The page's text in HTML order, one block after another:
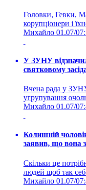
Головки, Гевки,
корупціонери і
Михайло 01.07/
У ЗУНУ
святковому
Вчена рада у
угрупування
Михайло 01.07/
Колишній
заявив, що вона
Скільки це
людей щоб так
Михайло 01.07/